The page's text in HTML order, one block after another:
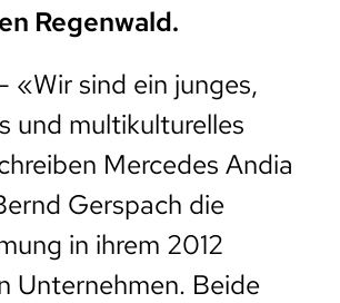
Regenwald.
«Wir sind ein junges,
und multikulturelles
Mercedes Andia
Gerspach die
in ihrem 2012
Unternehmen. Beide